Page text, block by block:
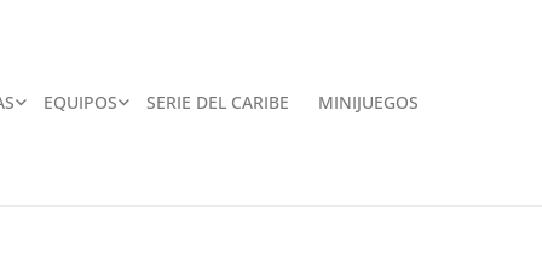
EQUIPOS SERIE DEL CARIBE MINIJUEGOS